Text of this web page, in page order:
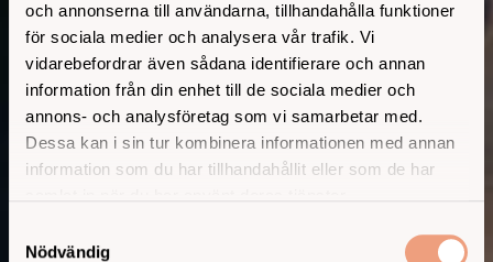
och annonserna till användarna, tillhandahålla funktioner
för sociala medier och analysera vår trafik. Vi
vidarebefordrar även sådana identifierare och annan
information från din enhet till de sociala medier och
annons- och analysföretag som vi samarbetar med.
Dessa kan i sin tur kombinera informationen med annan
information som du har tillhandahållit eller som de har
Nödvändig